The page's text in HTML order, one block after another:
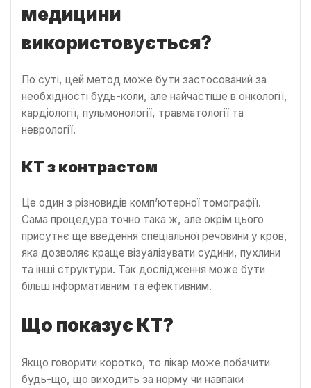
медицини
використовується?
По суті, цей метод може бути застосований за
необхідності будь-коли, але найчастіше в онкології,
кардіології, пульмонології, травматології та
неврології.
КТ з контрастом
Це один з різновидів комп’ютерної томографії.
Сама процедура точно така ж, але окрім цього
присутнє ще введення спеціальної речовини у кров,
яка дозволяє краще візуалізувати судини, пухлини
та інші структури. Так дослідження може бути
більш інформативним та ефективним.
Що показує КТ?
Якщо говорити коротко, то лікар може побачити
будь-що, що виходить за норму чи навпаки